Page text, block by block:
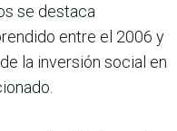
se destaca
entre el 2006 y
la inversión social en